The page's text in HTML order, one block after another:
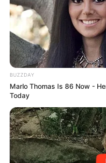
Die
Oberfläche mit
4. Glasur
Schlagobers
Schokolade in
heißen Sahne
BUZZDAY
Marlo Thomas Is 86 Now -
Today